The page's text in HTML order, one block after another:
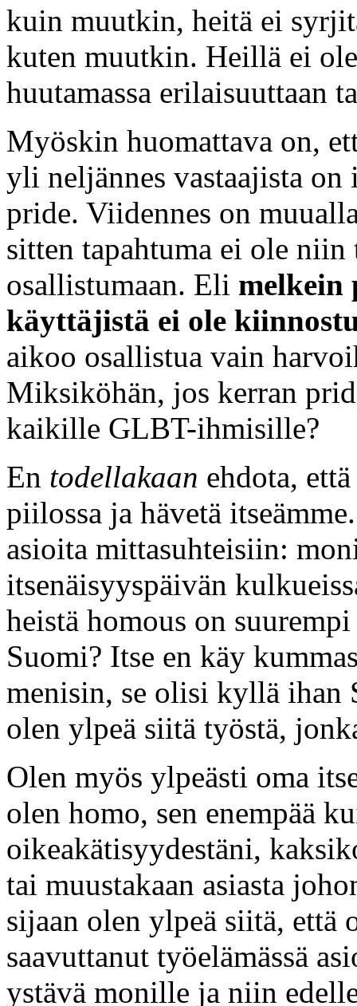
kuin muutkin, heitä ei
kuten muutkin. Heillä ei
huutamassa erilaisuuttaan
Myöskin huomattava on,
yli neljännes vastaajista
pride. Viidennes on
sitten tapahtuma ei ole
osallistumaan. Eli melkein
käyttäjistä ei ole
aikoo osallistua vain
Miksiköhän, jos kerran
kaikille GLBT-ihmisille?
En todellakaan ehdota,
piilossa ja hävetä
asioita mittasuhteisiin:
itsenäisyyspäivän
heistä homous on
Suomi? Itse en käy
menisin, se olisi kyllä ihan
olen ylpeä siitä työstä,
Olen myös ylpeästi oma
olen homo, sen enempää
oikeakätisyydestäni,
tai muustakaan asiasta
sijaan olen ylpeä siitä, että
saavuttanut työelämässä
ystävä monille ja niin